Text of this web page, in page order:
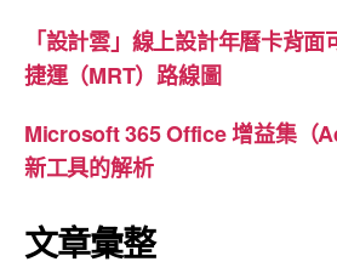
「設計雲」線上設計年曆卡背
捷運（MRT）路線圖
Microsoft 365 Office 增益集（
新工具的解析
文章彙整